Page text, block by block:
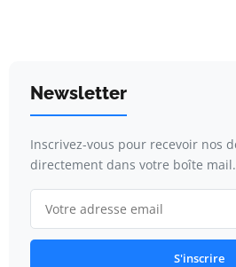
Newsletter
Inscrivez-vous pour recevoir nos
directement dans votre boîte mail.
S'inscrire